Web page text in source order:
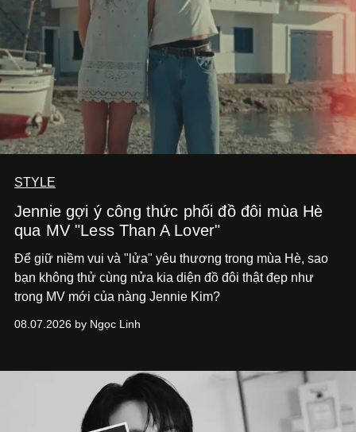
STYLE
Jennie gợi ý công thức phối đồ đôi mùa Hè
qua MV "Less Than A Lover"
Để giữ niềm vui và "lửa" yêu thương trong mùa Hè, sao
bạn không thử cùng nửa kia diện đồ đôi thật đẹp như
trong MV mới của nàng Jennie Kim?
08.07.2026 by Ngọc Linh